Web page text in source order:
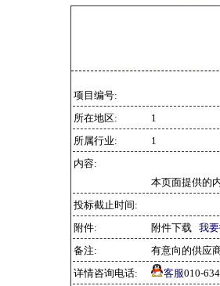
项目编号:
所在地区:
1
所属行业:
1
内容:
本页面提供的
投标截止时间:
附件:
附件下载 我
备注:
有意向的供应
详情咨询电话:
客服010-